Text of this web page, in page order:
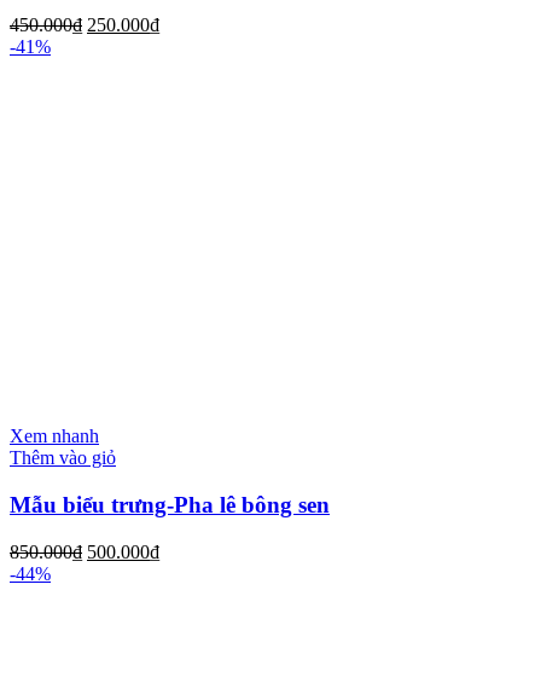
450.000₫ 250.000₫
-41%
Xem nhanh
Thêm vào giỏ
Mẫu biểu trưng-Pha lê bông sen
850.000₫ 500.000₫
-44%